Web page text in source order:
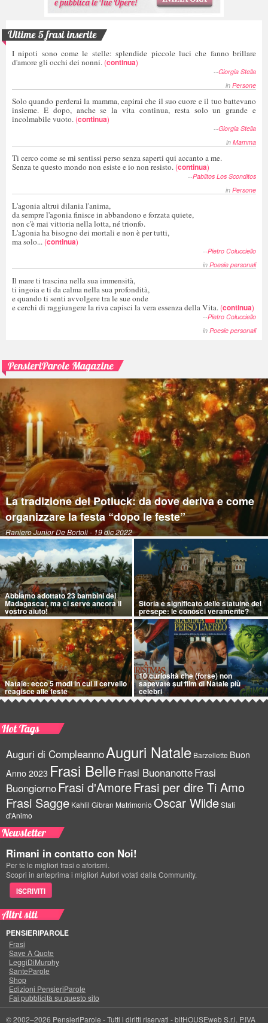
Ultime 5 frasi inserite
I nipoti sono come le stelle: splendide piccole luci che fanno brillare
d'amore gli occhi dei nonni. (continua)
--Giorgia Stella
in Persone
Solo quando perderai la mamma, capirai che il suo cuore e il tuo battevano
insieme. E dopo, anche se la vita continua, resta solo un grande e
incolmabile vuoto. (continua)
--Giorgia Stella
in Mamma
Ti cerco come se mi sentissi perso senza saperti qui accanto a me.
Senza te questo mondo non esiste e io non resisto. (continua)
--Pablitos Los Sconditos
in Persone
L'agonia altrui dilania l'anima,
da sempre l'agonia finisce in abbandono e forzata quiete,
non c'è mai vittoria nella lotta, né trionfo.
L'agonia ha bisogno dei mortali e non è per tutti,
ma solo... (continua)
--Pietro Colucciello
in Poesie personali
Il mare ti trascina nella sua immensità,
ti ingoia e ti da calma nella sua profondità,
e quando ti senti avvolgere tra le sue onde
e cerchi di raggiungere la riva capisci la vera essenza della Vita. (continua)
--Pietro Colucciello
in Poesie personali
PensieriParole Magazine
La tradizione del Potluck: da dove deriva e come
organizzare la festa “dopo le feste”
Raniero Junior De Bortoli- 19 dic 2022
Abbiamo adottato 23 bambini del
Madagascar, ma ci serve ancora il
vostro aiuto!
Storia e significato delle statuine del
presepe: le conosci veramente?
Natale: ecco 5 modi in cui il cervello
reagisce alle feste
10 curiosità che (forse) non
sapevate sui film di Natale più
celebri
Hot Tags
Auguri di CompleannoAuguri Natale Barzellette Buon
Anno 2023 Frasi BelleFrasi BuonanotteFrasi
BuongiornoFrasi d'AmoreFrasi per dire Ti Amo
Frasi Sagge Kahlil Gibran Matrimonio Oscar WildeStati
d'Animo
Newsletter
Rimani in contatto con Noi!
Per te le migliori frasi e aforismi.
Scopri in anteprima i migliori Autori votati dalla Community.
ISCRIVITI
Altri siti
PENSIERIPAROLE
Frasi
Save A Quote
LeggiDiMurphy
SanteParole
Shop
Edizioni PensieriParole
Fai pubblicità su questo sito
© 2002–2026 PensieriParole - Tutti i diritti riservati -bitHOUSEweb S.r.l. P.IVA